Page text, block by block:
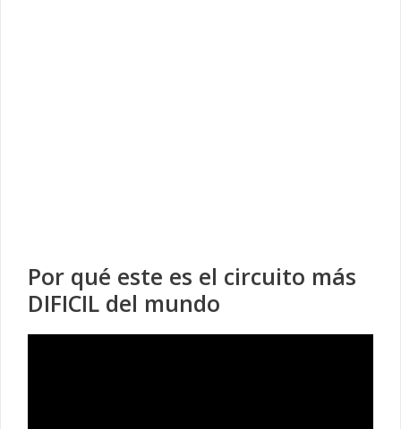
Por qué este es el circuito más
DIFICIL del mundo